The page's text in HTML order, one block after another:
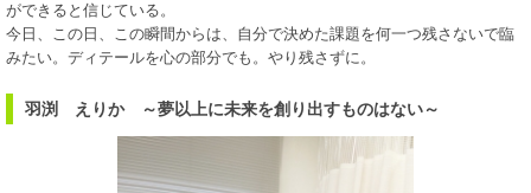
ができると信じている。
今日、この日、この瞬間からは、自分で決めた課題を何一つ残さないで臨
みたい。ディテールを心の部分でも。やり残さずに。
羽渕 えりか ～夢以上に未来を創り出すものはない～